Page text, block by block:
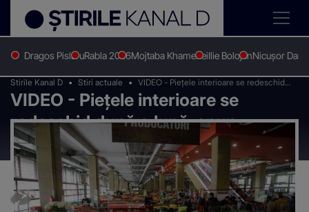
Dragos PislaruRabla 2026Mojtaba KhameneiIlie BolojanNicușor Dan
Stirile Kanal D Stiri actuale
VIDEO - Piețele interioare se redeschid
după o lună, spun autoritățile
VIDEO - Piețele interioare se
redeschid după o lună, spun
autoritățile